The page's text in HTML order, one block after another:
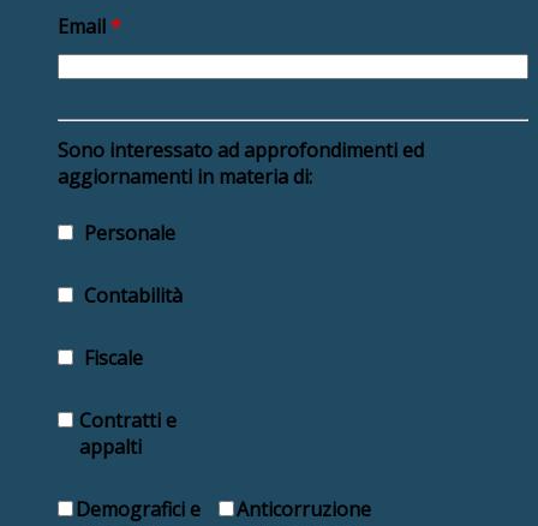
Email*
Sono interessato ad approfondimenti ed
aggiornamenti in materia di:
Personale
Contabilità
Fiscale
Contratti e
appalti
Demografici e
Anticorruzione